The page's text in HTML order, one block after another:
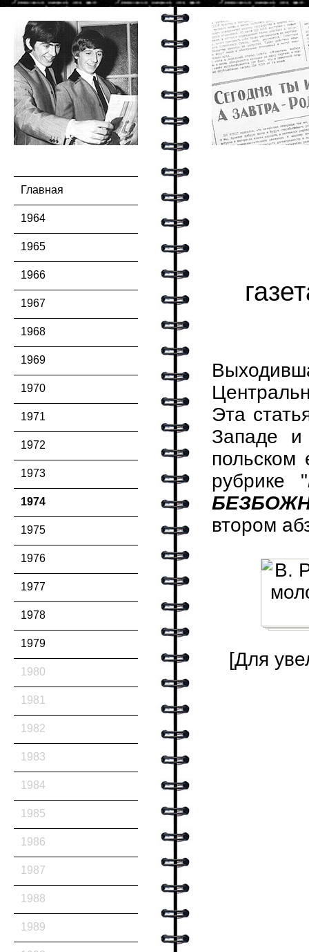
Главная
1964
1965
1966
1967
1968
1969
1970
1971
1972
1973
1974
1975
1976
1977
1978
1979
1980
1981
1982
1983
1984
1985
1986
1987
1988
1989
Эта
Западе и
польском
рубрике "
втором
[Для